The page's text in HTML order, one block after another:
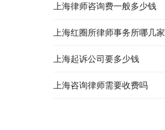
上海律师咨询费一般多少钱
上海红圈所律师事务所哪几家
上海起诉公司要多少钱
上海咨询律师需要收费吗